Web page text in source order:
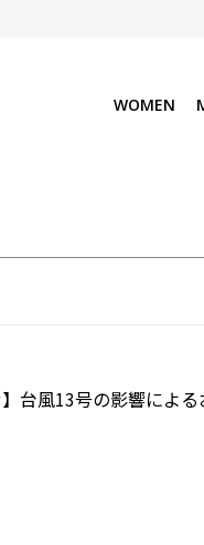
WOMEN
】台風13号の影響によ